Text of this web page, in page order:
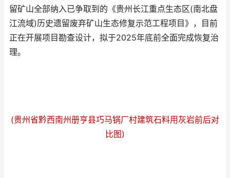
留矿山全部纳入已争取到的《贵州长江重点生态区(南北盘
江流域)历史遗留废弃矿山生态修复示范工程项目》，目前
正在开展项目勘查设计，拟于2025年底前全面完成恢复治
理。
(贵州省黔西南州册亨县巧马锅厂村建筑石料用灰岩前后对
比图)